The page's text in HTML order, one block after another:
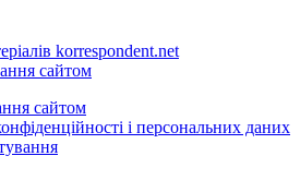
korrespondent.net
сайтом
сайтом
і персональних даних